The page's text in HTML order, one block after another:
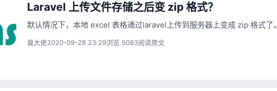
Laravel 上传文件存储之后变 zip 格式？
默认情况下，本地 excel 表格通过laravel上传到服务器上变成 zip 格式了。
臭大佬2020-09-28 23:29浏览 5083阅读原文